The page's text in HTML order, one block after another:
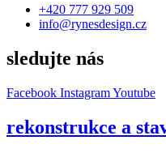
+420 777 929 509
info@rynesdesign.cz
sledujte nás
Facebook InstagramYoutube
rekonstrukce a